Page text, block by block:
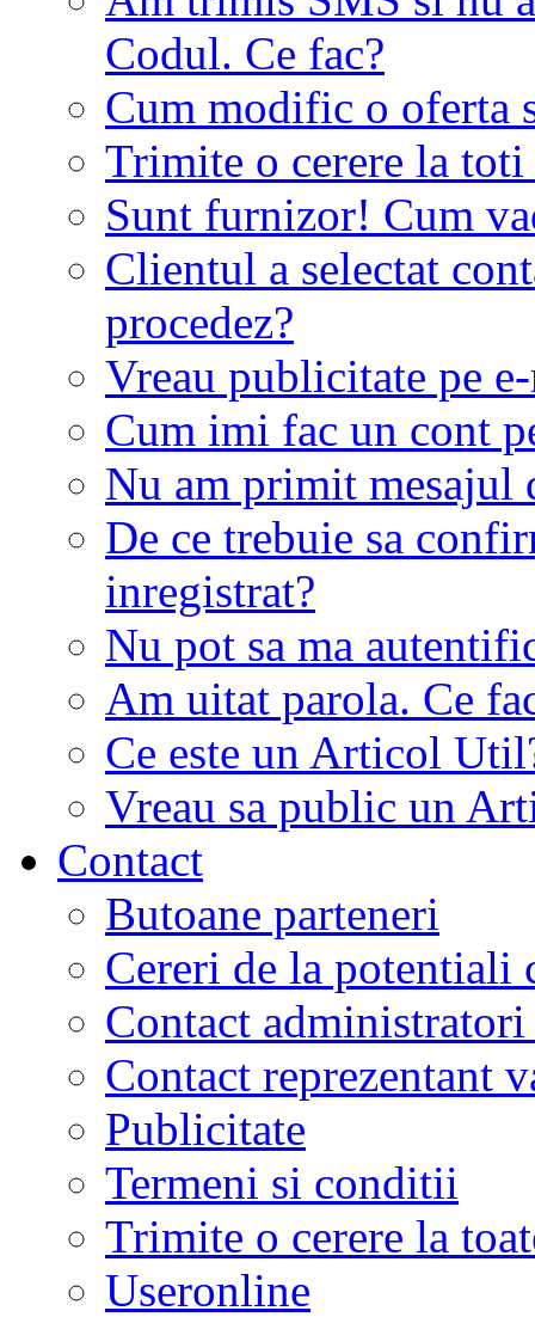
Codul. Ce fac?
Cum modific o oferta
Trimite o cerere la
Sunt furnizor! Cum
Clientul a selectat
procedez?
Vreau publicitate pe
Cum imi fac un cont
Nu am primit mesajul
De ce trebuie sa
inregistrat?
Nu pot sa ma
Am uitat parola. Ce
Ce este un Articol
Vreau sa public un
Contact
Butoane parteneri
Cereri de la potentiali
Contact
Contact reprezentant
Publicitate
Termeni si conditii
Trimite o cerere la
Useronline